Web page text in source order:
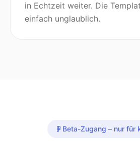
in Echtzeit weiter. Die
einfach unglaublich.
Beta-Zugang – nur für